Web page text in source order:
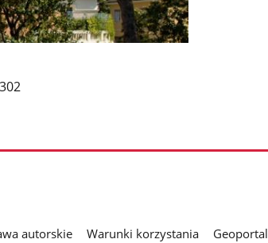
autorskie Warunki korzystania
Geoportal